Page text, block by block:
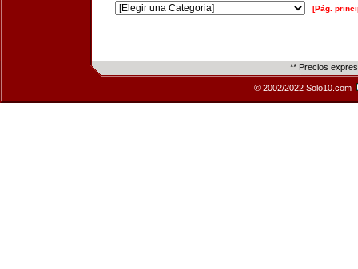
[Pág.
** Precios
© 2002/2022 Solo10.com